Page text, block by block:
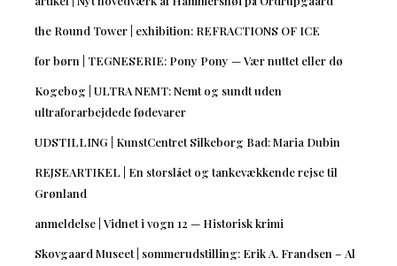
the Round Tower | exhibition: REFRACTIONS OF ICE
for børn | TEGNESERIE: Pony Pony — Vær nuttet eller dø
Kogebog | ULTRA NEMT: Nemt og sundt uden
ultraforarbejdede fødevarer
UDSTILLING | KunstCentret Silkeborg Bad: Maria Dubin
REJSEARTIKEL | En storslået og tankevækkende rejse til
Grønland
anmeldelse | Vidnet i vogn 12 — Historisk krimi
Skovgaard Museet | sommerudstilling: Erik A. Frandsen – Al